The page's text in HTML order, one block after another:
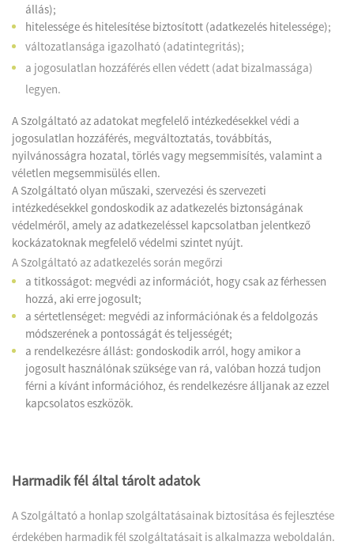
állás);
hitelessége és hitelesítése biztosított (adatkezelés hitelessége);
változatlansága igazolható (adatintegritás);
a jogosulatlan hozzáférés ellen védett (adat bizalmassága)
legyen.
A Szolgáltató az adatokat megfelelő intézkedésekkel védi a
jogosulatlan hozzáférés, megváltoztatás, továbbítás,
nyilvánosságra hozatal, törlés vagy megsemmisítés, valamint a
véletlen megsemmisülés ellen.
A Szolgáltató olyan műszaki, szervezési és szervezeti
intézkedésekkel gondoskodik az adatkezelés biztonságának
védelméről, amely az adatkezeléssel kapcsolatban jelentkező
kockázatoknak megfelelő védelmi szintet nyújt.
A Szolgáltató az adatkezelés során megőrzi
a titkosságot: megvédi az információt, hogy csak az férhessen
hozzá, aki erre jogosult;
a sértetlenséget: megvédi az információnak és a feldolgozás
módszerének a pontosságát és teljességét;
a rendelkezésre állást: gondoskodik arról, hogy amikor a
jogosult használónak szüksége van rá, valóban hozzá tudjon
férni a kívánt információhoz, és rendelkezésre álljanak az ezzel
kapcsolatos eszközök.
Harmadik fél által tárolt adatok
A Szolgáltató a honlap szolgáltatásainak biztosítása és fejlesztése
érdekében harmadik fél szolgáltatásait is alkalmazza weboldalán.